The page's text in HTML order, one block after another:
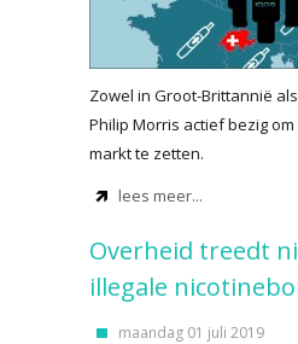
Zowel in Groot-Brittannië
Philip Morris actief bezig
markt te zetten.
lees meer...
Overheid treedt
illegale
maandag 01 juli 2019